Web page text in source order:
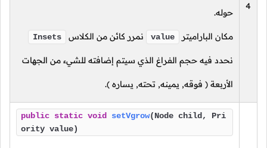
4
حوله.
مكان الباراميتر value نمرر كائن من الكلاس Insets
نحدد فيه حجم الفراغ الذي سيتم إضافته للشيء من الجهات
الأربعة ( فوقه, يمينه, تحته, يساره ).
public static void setVgrow(Node child, Pri
ority value)